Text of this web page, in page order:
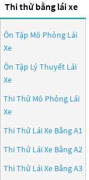
Thi thử bằng lái xe
Ôn Tập Mô Phỏng Lái
Xe
Ôn Tập Lý Thuyết Lái
Xe
Thi Thử Mô Phỏng Lái
Xe
Thi Thử Lái Xe Bằng A1
Thi Thử Lái Xe Bằng A2
Thi Thử Lái Xe Bằng A3